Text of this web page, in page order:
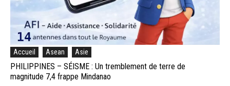
Accueil Asean Asie
PHILIPPINES – SÉISME : Un tremblement de terre de
magnitude 7,4 frappe Mindanao